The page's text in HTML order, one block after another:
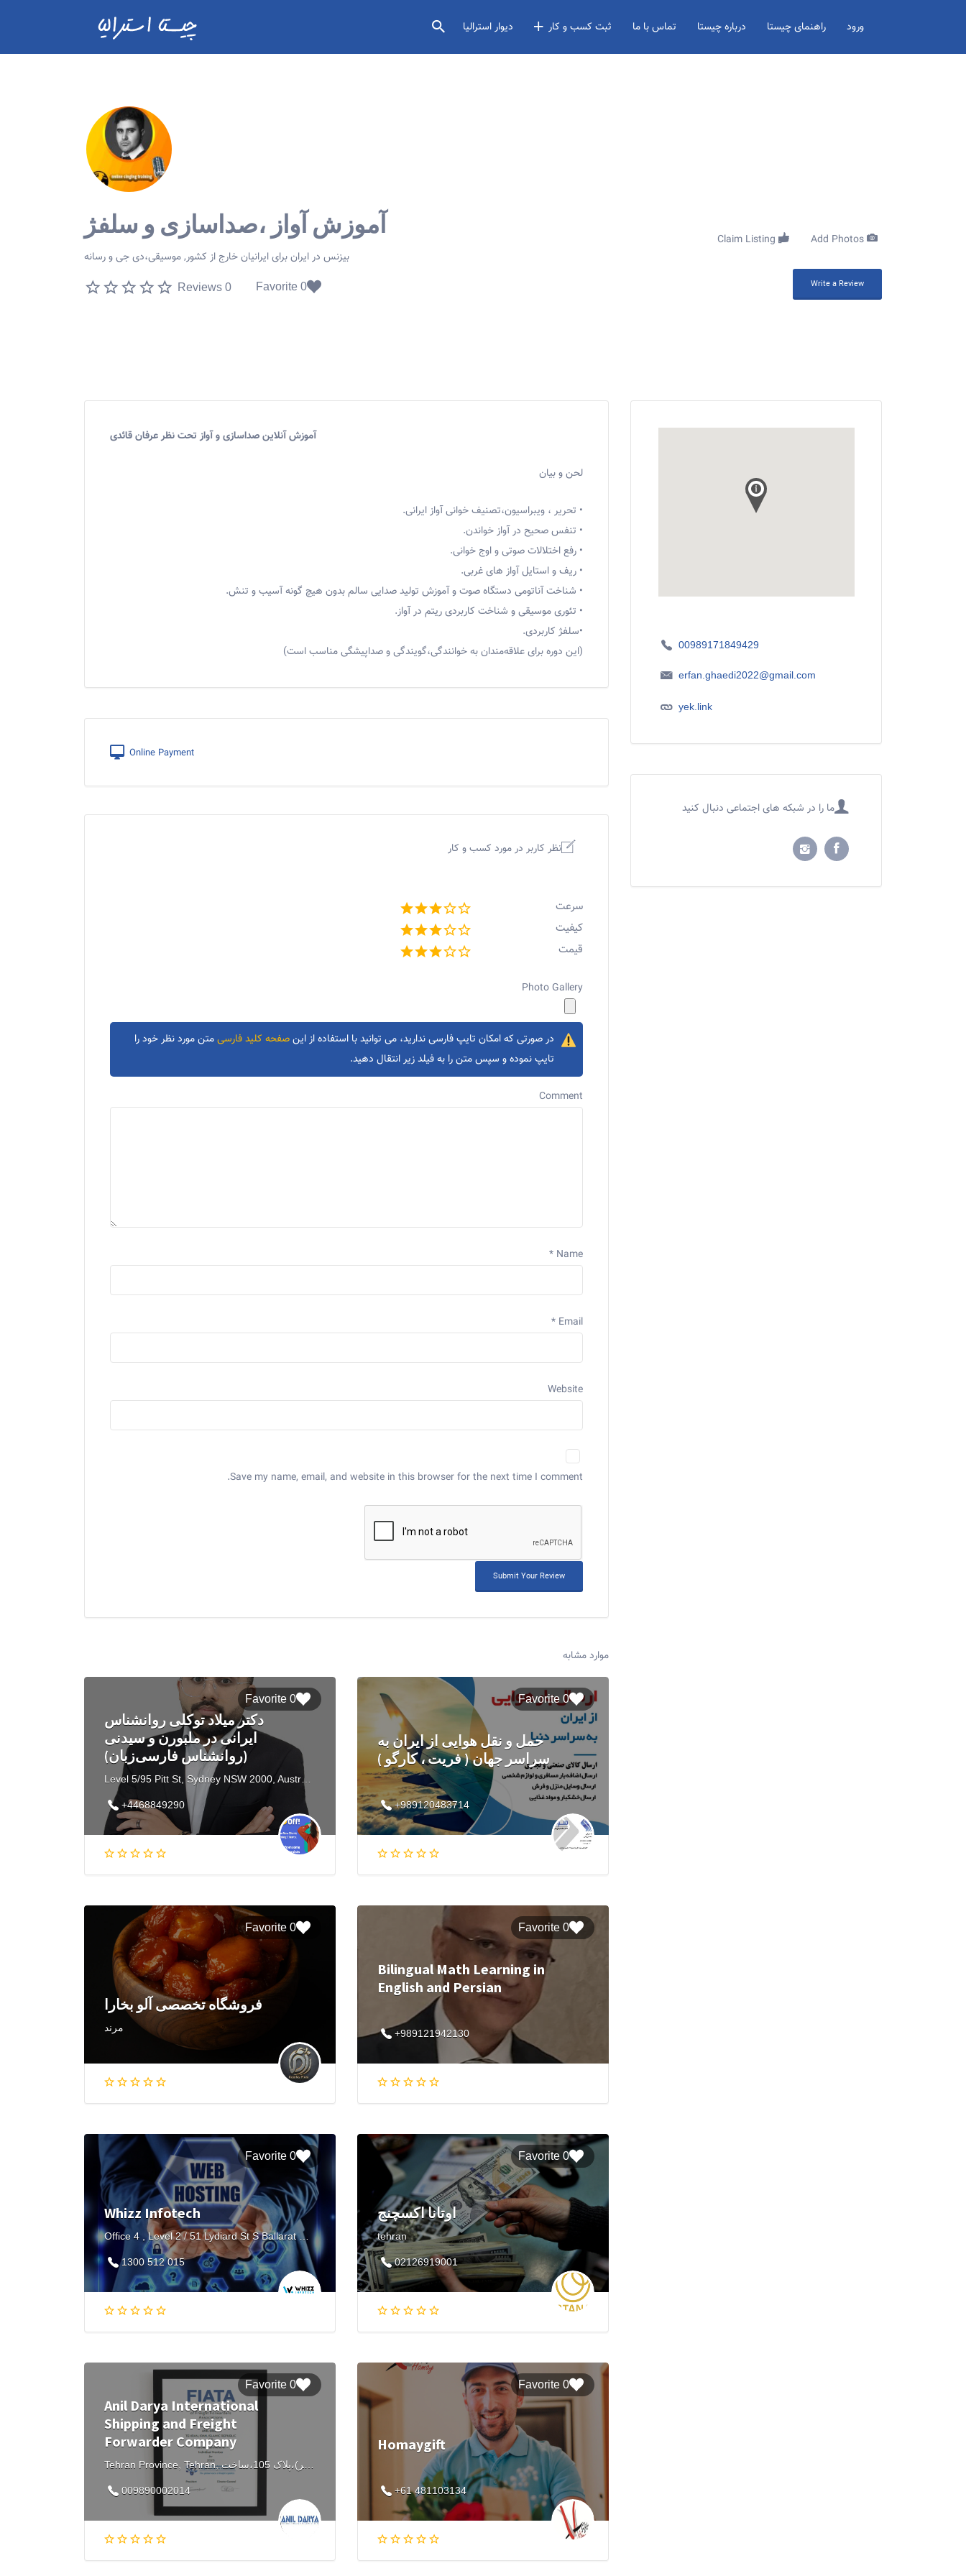
دیوار استرالیا ثبت کسب و کار تماس با ما درباره چیستا راهنمای چیستا ورود
آموزش آواز ،صداسازی و سلفژ
بیزنس در ایران برای ایرانیان خارج از کشور موسیقی،دی جی و رسانه
0 Reviews 0 Favorite Write a Review
00989171849429
erfan.ghaedi2022@gmail.com
yek.link
ما را در شبکه های اجتماعی دنبال کنید
آموزش آنلاین صداسازی و آواز تحت نظر عرفان قائدی
لحن و بیان
• تحریر ، ویبراسیون،تصنیف خوانی آواز ایرانی.
• تنفس صحیح در آواز خواندن.
• رفع اختلالات صوتی و اوج خوانی.
• ریف و استایل آواز های غربی.
• شناخت آناتومی دستگاه صوت و آموزش تولید صدایی سالم بدون هیچ گونه آسیب و تنش.
• تئوری موسیقی و شناخت کاربردی ریتم در آواز.
•سلفژ کاربردی.
(این دوره برای علاقه‌مندان به خوانندگی،گویندگی و صداپیشگی مناسب است)
Online Payment
نظر کاربر در مورد کسب و کار
سرعت
کیفیت
قیمت
Photo Gallery
در صورتی که امکان تایپ فارسی ندارید، می توانید با استفاده از اینصفحه کلید فارسیمتن مورد نظر خود را
تایپ نموده و سپس متن را به فیلد زیر انتقال دهید.
Comment
Name
*
Email
*
Website
Save my name, email, and website in this browser for the next time I comment.
موارد مشابه
0 Favorite
دکتر میلاد توکلی روانشناس
ایرانی در ملبورن و سیدنی
(روانشناس فارسی‌زبان)
Level 5/95 Pitt St, Sydney NSW 2000, Australia
+4468849290
0 Favorite
حمل و نقل هوایی از ایران به
سراسر جهان ( فریت ، کارگو )
+989120483714
0 Favorite
فروشگاه تخصصی آلو بخارا
مرند
0 Favorite
Bilingual Math Learning in
English and Persian
+989121942130
0 Favorite
Whizz Infotech
Office 4 , Level 2 / 51 Lydiard St S Ballarat Central, VIC - 3350, Australia
1300 512 015
0 Favorite
اوتانا اکسچنج
tehran
02126919001
0 Favorite
Anil Darya International
Shipping and Freight
Forwarder Company
009890002014
0 Favorite
Homaygift
+61 481103134